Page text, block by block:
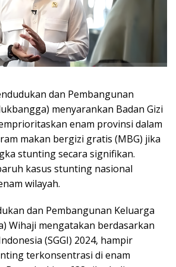
dan Pembangunan
menyarankan Badan Gizi
enam provinsi dalam
makan bergizi gratis (MBG) jika
stunting secara signifikan.
kasus stunting nasional
wilayah.
dan Pembangunan Keluarga
Wihaji mengatakan berdasarkan
(SGGI) 2024, hampir
terkonsentrasi di enam